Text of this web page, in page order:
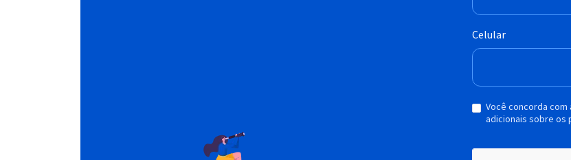
Celular
Você concorda
adicionais sobre os